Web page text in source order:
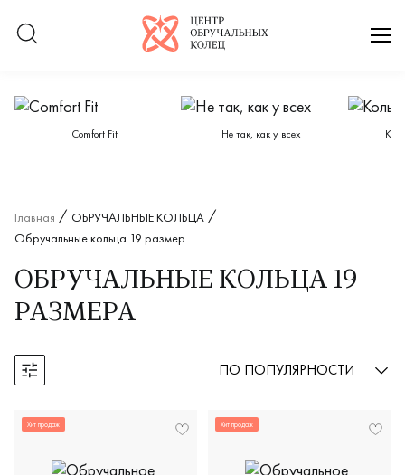
Логотип компании
Категории каталога
Сomfort Fit Не так, как у всех
Главная
ОБРУЧАЛЬНЫЕ КОЛЬЦА
Обручальные кольца 19 размер
ОБРУЧАЛЬНЫЕ КОЛЬЦА 19
РАЗМЕРА
Открыть фильтры ПО ПОПУЛЯРНОСТИ
Хит продаж Хит продаж